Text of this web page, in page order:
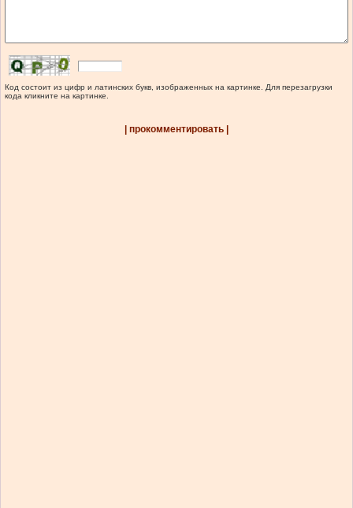
Код состоит из цифр и латинских букв, изображенных на картинке. Для перезагрузки
кода кликните на картинке.
| прокомментировать |